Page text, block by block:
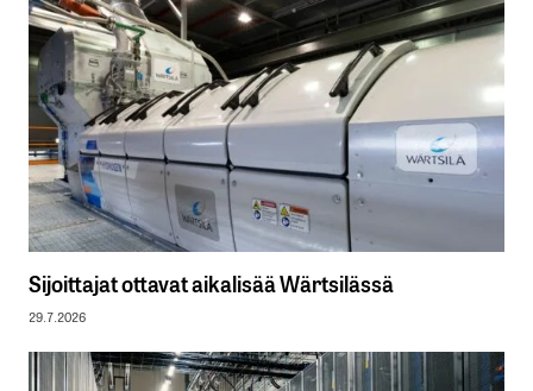
Sijoittajat ottavat aikalisää Wärtsilässä
29.7.2026